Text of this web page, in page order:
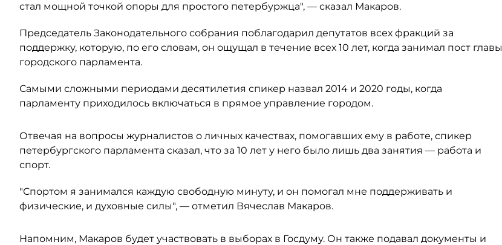
стал мощной точкой опоры для простого петербуржца", — сказал Макаров.
Председатель Законодательного собрания поблагодарил депутатов всех фракций за
поддержку, которую, по его словам, он ощущал в течение всех 10 лет, когда занимал пост главы
городского парламента.
Самыми сложными периодами десятилетия спикер назвал 2014 и 2020 годы, когда
парламенту приходилось включаться в прямое управление городом.
Отвечая на вопросы журналистов о личных качествах, помогавших ему в работе, спикер
петербургского парламента сказал, что за 10 лет у него было лишь два занятия — работа и
спорт.
"Спортом я занимался каждую свободную минуту, и он помогал мне поддерживать и
физические, и духовные силы", — отметил Вячеслав Макаров.
Напомним, Макаров будет участвовать в выборах в Госдуму. Он также подавал документы и